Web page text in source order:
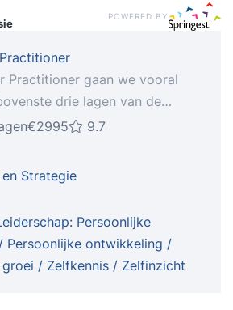
POWERED BY
Practitioner gaan we vooral
drie lagen van de
Waarden & Overtuigingen,
De NLP Master Practitioner is
Master Practitioner vindt er
Practitioner vooral de focus lag
lagen van de Neurologische
we in de NLP Master
€2995 9.7
Strategie
Persoonlijke
ontwikkeling /
groei / Zelfkennis / Zelfinzicht